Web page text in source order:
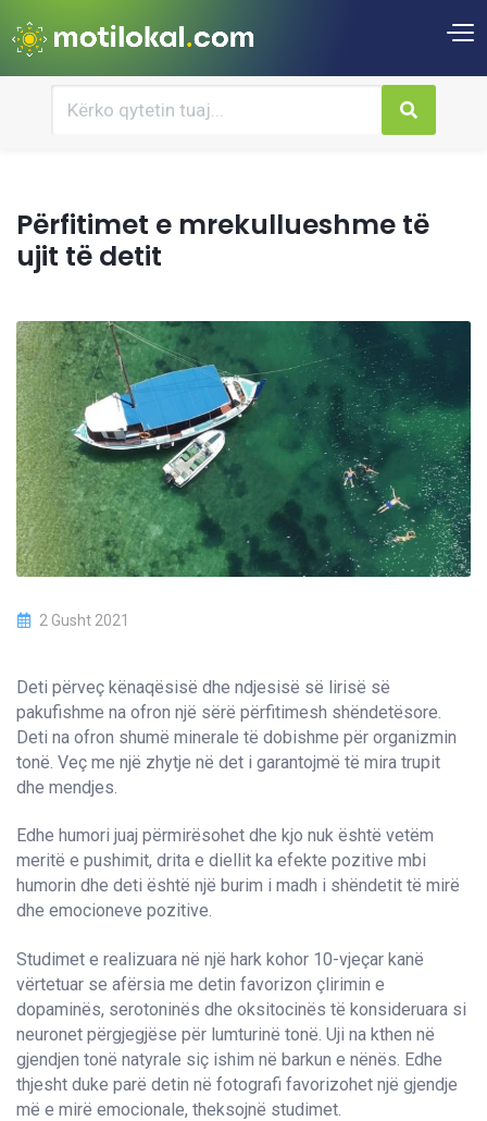
Përfitimet e mrekullueshme të
ujit të detit
2 Gusht 2021
Deti përveç kënaqësisë dhe ndjesisë së lirisë së
pakufishme na ofron një sërë përfitimesh shëndetësore.
Deti na ofron shumë minerale të dobishme për organizmin
tonë. Veç me një zhytje në det i garantojmë të mira trupit
dhe mendjes.
Edhe humori juaj përmirësohet dhe kjo nuk është vetëm
meritë e pushimit, drita e diellit ka efekte pozitive mbi
humorin dhe deti është një burim i madh i shëndetit të mirë
dhe emocioneve pozitive.
Studimet e realizuara në një hark kohor 10-vjeçar kanë
vërtetuar se afërsia me detin favorizon çlirimin e
dopaminës, serotoninës dhe oksitocinës të konsideruara si
neuronet përgjegjëse për lumturinë tonë. Uji na kthen në
gjendjen tonë natyrale siç ishim në barkun e nënës. Edhe
thjesht duke parë detin në fotografi favorizohet një gjendje
më e mirë emocionale, theksojnë studimet.